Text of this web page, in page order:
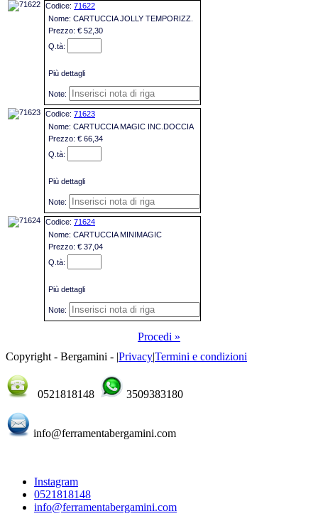
71622
CARTUCCIA JOLLY TEMPORIZZ.
€ 52,30
Più dettagli
71623
CARTUCCIA MAGIC INC.DOCCIA
€ 66,34
Più dettagli
71624
CARTUCCIA MINIMAGIC
€ 37,04
Più dettagli
Procedi »
Copyright - Bergamini - |Privacy|Termini e condizioni
0521818148 3509383180
info@ferramentabergamini.com
Instagram
0521818148
info@ferramentabergamini.com